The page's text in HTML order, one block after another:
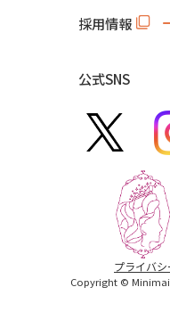
採用情報
公式SNS
プライバ
Copyright ©